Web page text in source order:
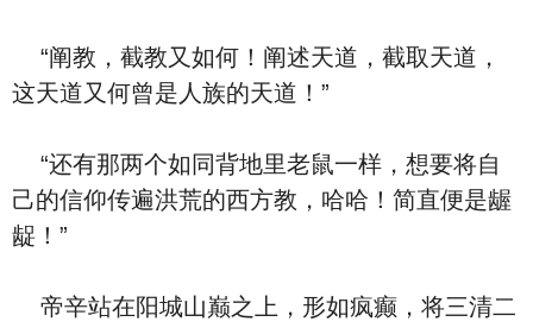
“阐教，截教又如何！阐述天道，截取天道，
这天道又何曾是人族的天道！”
“还有那两个如同背地里老鼠一样，想要将自
己的信仰传遍洪荒的西方教，哈哈！简直便是龌
龊！”
帝辛站在阳城山巅之上，形如疯癫，将三清二